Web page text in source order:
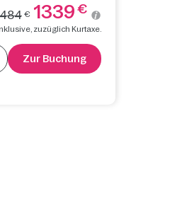
€ 1339 €
zuzüglich Kurtaxe.
Zur Buchung